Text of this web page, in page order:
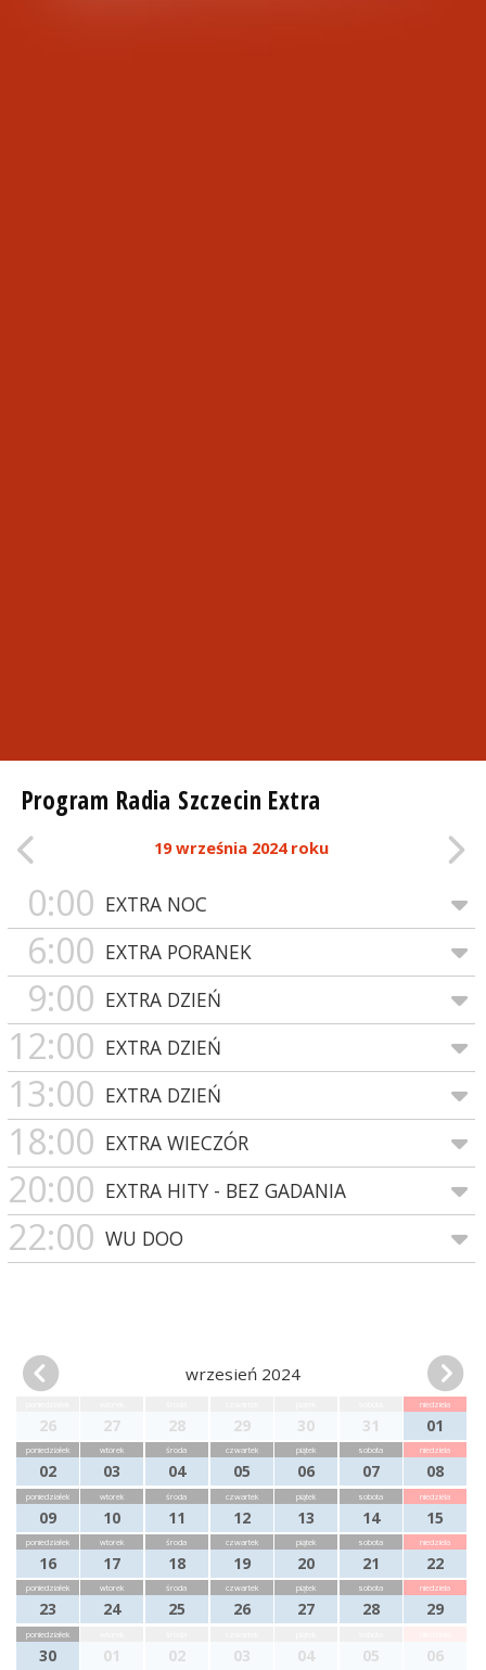
Program Radia Szczecin Extra
19 września 2024 roku
0:00 EXTRA NOC
6:00 EXTRA PORANEK
9:00 EXTRA DZIEŃ
12:00 EXTRA DZIEŃ
13:00 EXTRA DZIEŃ
18:00 EXTRA WIECZÓR
20:00 EXTRA HITY - BEZ GADANIA
22:00 WU DOO
wrzesień 2024
26 27 28 29 30 31
niedziela
01
poniedziałek
02
wtorek
03
środa
04
czwartek
05
piątek
06
sobota
07
niedziela
08
poniedziałek
09
wtorek
10
środa
11
czwartek
12
piątek
13
sobota
14
niedziela
15
poniedziałek
16
wtorek
17
środa
18
czwartek
19
piątek
20
sobota
21
niedziela
22
poniedziałek
23
wtorek
24
środa
25
czwartek
26
piątek
27
sobota
28
niedziela
29
poniedziałek
30 01 02 03 04 05 06